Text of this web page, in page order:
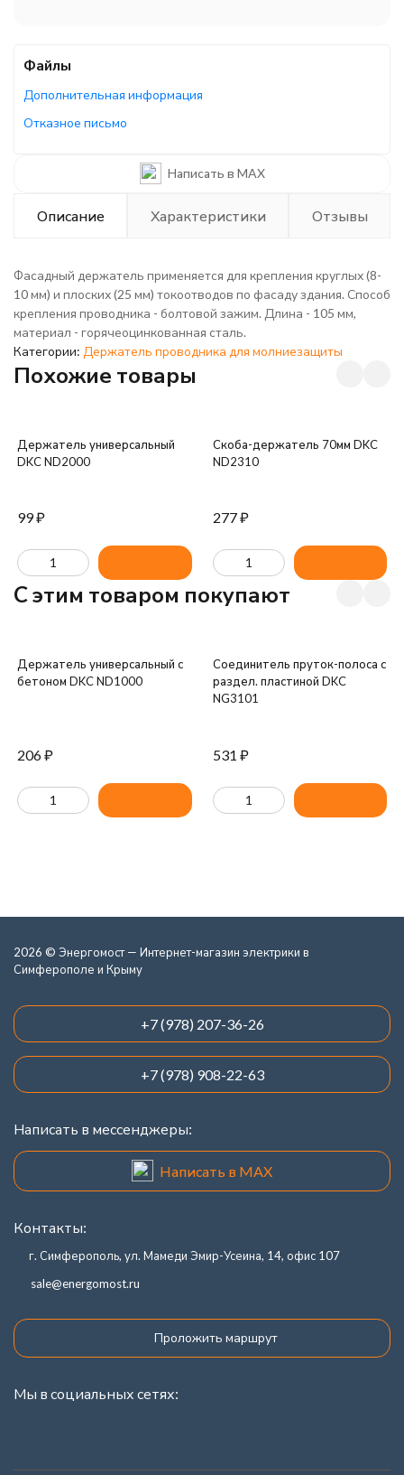
Файлы
Дополнительная информация
Отказное письмо
Написать в MAX
Описание Характеристики Отзывы
Фасадный держатель применяется для крепления круглых (8-
10 мм) и плоских (25 мм) токоотводов по фасаду здания. Способ
крепления проводника - болтовой зажим. Длина - 105 мм,
материал - горячеоцинкованная сталь.
Категории: Держатель проводника для молниезащиты
Похожие товары
Держатель универсальный
DKC ND2000
99₽
Скоба-держатель 70мм DKC
ND2310
277₽
C этим товаром покупают
Держатель универсальный с
бетоном DKC ND1000
206₽
Соединитель пруток-полоса с
раздел. пластиной DKC
NG3101
531 ₽
2026 © Энергомост — Интернет-магазин электрики в
Симферополе и Крыму
+7 (978) 207-36-26
+7 (978) 908-22-63
Написать в мессенджеры:
Написать в MAX
Контакты:
г. Симферополь, ул. Мамеди Эмир-Усеина, 14, офис 107
sale@energomost.ru
Проложить маршрут
Мы в социальных сетях: